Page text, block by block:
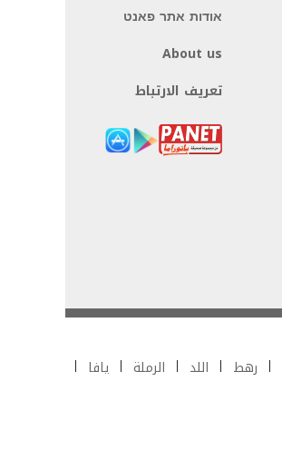
אודות אתר פאנט
About us
تعريف الارتباط
رهط اللد الرملة يافا